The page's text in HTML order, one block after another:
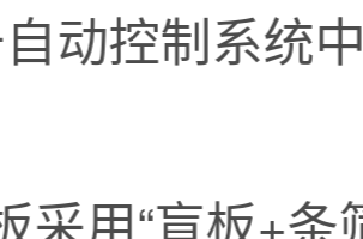
动控制系统
采用“盲板+条